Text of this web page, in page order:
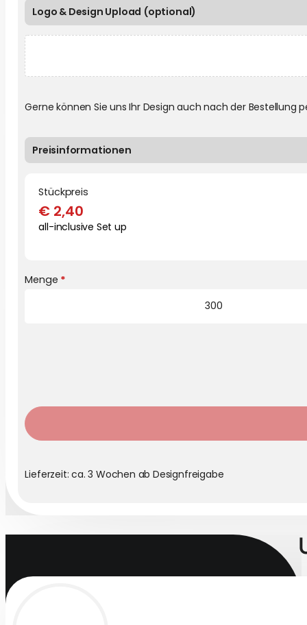
Logo & Design Upload (optional)
Gerne können Sie uns Ihr Design auch nach der Bestellung
Preisinformationen
Stückpreis
€ 2,40
all-inclusive Set up
Preisinformationen
Menge *
Lieferzeit: ca. 3 Wochen ab Designfreigabe